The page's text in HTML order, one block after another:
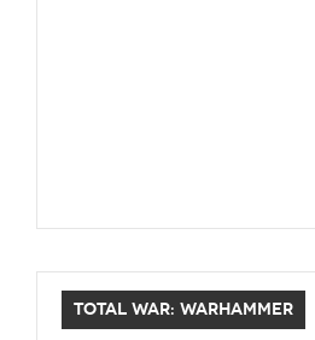
TOTAL WAR: WARHAMMER